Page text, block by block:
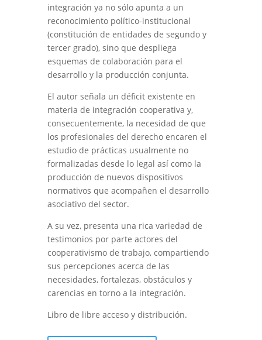
integración ya no sólo apunta a un
reconocimiento político-institucional
(constitución de entidades de segundo y
tercer grado), sino que despliega
esquemas de colaboración para el
desarrollo y la producción conjunta.
El autor señala un déficit existente en
materia de integración cooperativa y,
consecuentemente, la necesidad de que
los profesionales del derecho encaren el
estudio de prácticas usualmente no
formalizadas desde lo legal así como la
producción de nuevos dispositivos
normativos que acompañen el desarrollo
asociativo del sector.
A su vez, presenta una rica variedad de
testimonios por parte actores del
cooperativismo de trabajo, compartiendo
sus percepciones acerca de las
necesidades, fortalezas, obstáculos y
carencias en torno a la integración.
Libro de libre acceso y distribución.